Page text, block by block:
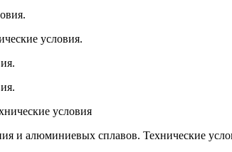
условия.
условия
и алюминиевых сплавов. Технические